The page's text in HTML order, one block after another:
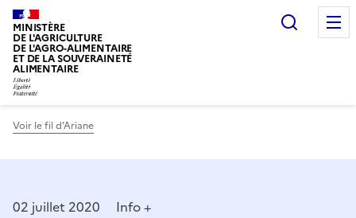
MINISTÈRE
DE L'AGRICULTURE
DE L'AGRO-ALIMENTAIRE
ET DE LA SOUVERAINETÉ
ALIMENTAIRE
Voir le fil d’Ariane
02 juillet 2020 Info +